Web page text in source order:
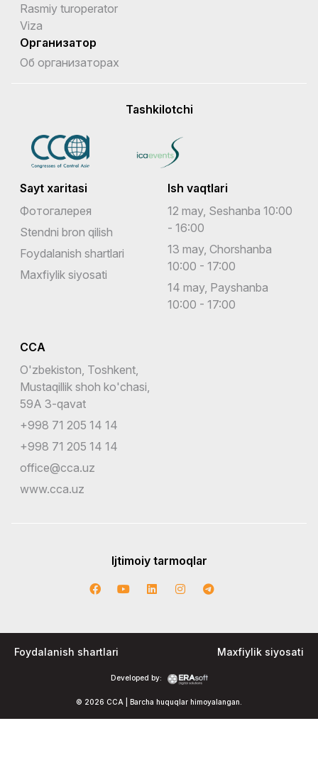
Rasmiy turoperator
Viza
Организатор
Об организаторах
Tashkilotchi
Sayt xaritasi
Фотогалерея
Stendni bron qilish
Foydalanish shartlari
Maxfiylik siyosati
Ish vaqtlari
12 may, Seshanba 10:00
- 16:00
13 may, Chorshanba
10:00 - 17:00
14 may, Payshanba
10:00 - 17:00
CCA
O'zbekiston, Toshkent,
Mustaqillik shoh ko'chasi,
59A 3-qavat
+998 71 205 14 14
+998 71 205 14 14
office@cca.uz
www.cca.uz
Ijtimoiy tarmoqlar
© 2026 CCA | Barcha huquqlar himoyalangan.
Developed by:
Foydalanish shartlari Maxfiylik siyosati